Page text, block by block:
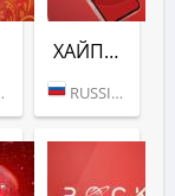
ХАЙПОВЫЕ ДВАДЦАТЫЕ - РУССКОЕ РАДИО
RUSSIA (MOSCOW)